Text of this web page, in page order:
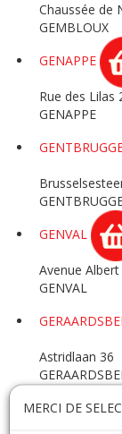
Chaussée de
GEMBLOUX
GENAPPE
Rue des Lilas
GENAPPE
GENVAL
Avenue
GENVAL
Astridlaan 36
GERPINNES
MERCI DE